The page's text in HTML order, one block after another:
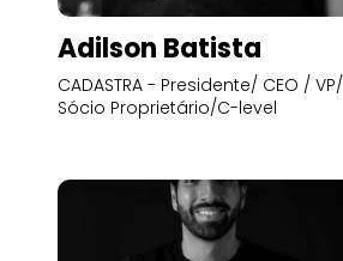
Adilson Batista
CADASTRA - Presidente/ CEO / VP/
Sócio Proprietário/C-level